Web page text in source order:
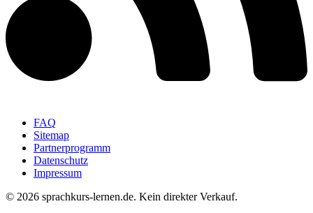
FAQ
Sitemap
Partnerprogramm
Datenschutz
Impressum
© 2026 sprachkurs-lernen.de. Kein direkter Verkauf.